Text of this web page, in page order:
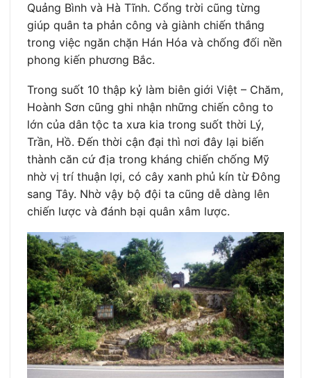
Quảng Bình và Hà Tĩnh. Cổng trời cũng từng
giúp quân ta phản công và giành chiến thắng
trong việc ngăn chặn Hán Hóa và chống đối nền
phong kiến phương Bắc.
Trong suốt 10 thập kỷ làm biên giới Việt – Chăm,
Hoành Sơn cũng ghi nhận những chiến công to
lớn của dân tộc ta xưa kia trong suốt thời Lý,
Trần, Hồ. Đến thời cận đại thì nơi đây lại biến
thành căn cứ địa trong kháng chiến chống Mỹ
nhờ vị trí thuận lợi, có cây xanh phủ kín từ Đông
sang Tây. Nhờ vậy bộ đội ta cũng dễ dàng lên
chiến lược và đánh bại quân xâm lược.